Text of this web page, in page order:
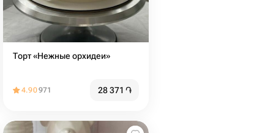
Торт «Нежные орхидеи»
4.90971 28 371 ֏